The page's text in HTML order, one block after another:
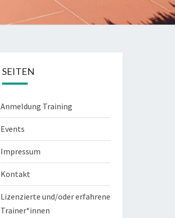
SEITEN
Anmeldung Training
Events
Impressum
Kontakt
Lizenzierte und/oder erfahrene
Trainer*innen